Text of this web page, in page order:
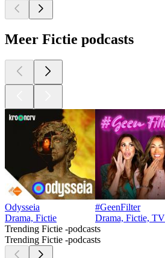
Meer Fictie podcasts
Odysseia
Drama, Fictie
#GeenFilter
Drama, Fictie,
Trending Fictie -podcasts
Trending Fictie -podcasts